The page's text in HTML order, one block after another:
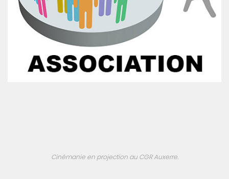
Cinémanie en projection au CGR Auxerre.